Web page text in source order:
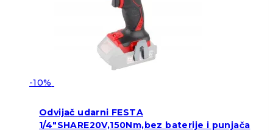
-10%
Odvijač udarni FESTA
1/4″SHARE20V,150Nm,bez baterije i punjača